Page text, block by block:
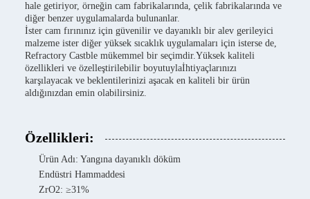
hale getiriyor, örneğin cam fabrikalarında, çelik fabrikalarında ve
diğer benzer uygulamalarda bulunanlar.
İster cam fırınınız için güvenilir ve dayanıklı bir alev gerileyici
malzeme ister diğer yüksek sıcaklık uygulamaları için isterse de,
Refractory Castble mükemmel bir seçimdir.Yüksek kaliteli
özellikleri ve özelleştirilebilir boyutuylaİhtiyaçlarınızı
karşılayacak ve beklentilerinizi aşacak en kaliteli bir ürün
aldığınızdan emin olabilirsiniz.
Özellikleri:
Ürün Adı: Yangına dayanıklı döküm
Endüstri Hammaddesi
ZrO2: ≥31%